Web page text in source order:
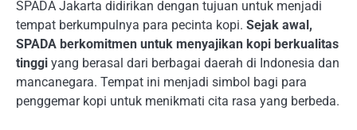
SPADA Jakarta didirikan dengan tujuan untuk menjadi
tempat berkumpulnya para pecinta kopi. Sejak awal,
SPADA berkomitmen untuk menyajikan kopi berkualitas
tinggi yang berasal dari berbagai daerah di Indonesia dan
mancanegara. Tempat ini menjadi simbol bagi para
penggemar kopi untuk menikmati cita rasa yang berbeda.